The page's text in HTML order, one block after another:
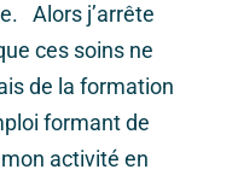
Alors j’arrête
ces soins ne
de la formation
formant de
activité en